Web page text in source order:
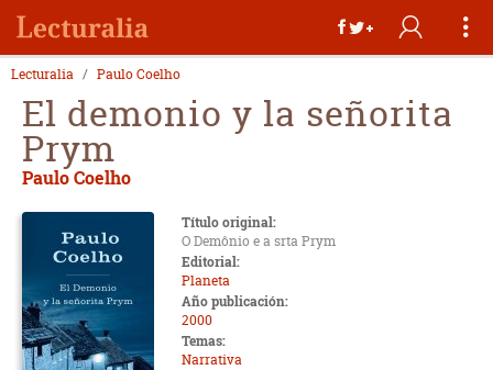
Lecturalia Paulo Coelho
El demonio y la señorita
Prym
Paulo Coelho
Título original:
O Demônio e a srta Prym
Editorial:
Planeta
Año publicación:
2000
Temas:
Narrativa